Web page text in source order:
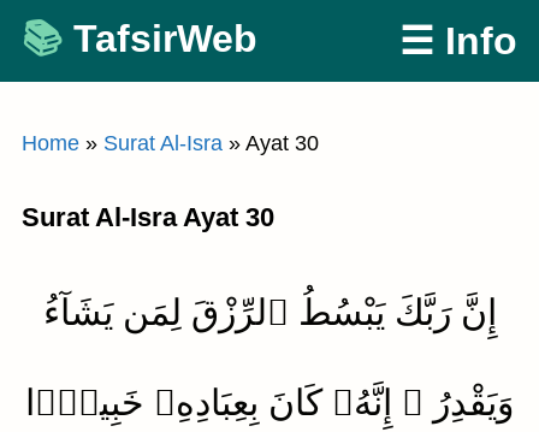
Skip
content
TafsirWeb ☰ Info
Home » Surat Al-Isra » Ayat 30
Surat Al-Isra Ayat 30
إِنَّ رَبَّكَ يَبْسُطُ ٱلرِّزْقَ لِمَن يَشَآءُ
وَيَقْدِرُ ۚ إِنَّهُۥ كَانَ بِعِبَادِهِۦ خَبِيرًۢا